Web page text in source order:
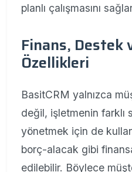
planlı çalışmasını
Finans, Destek
Özellikleri
BasitCRM yalnızca
değil, işletmenin farklı
yönetmek için de
borç-alacak gibi
edilebilir. Böylece